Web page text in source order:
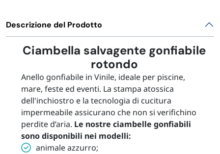
Descrizione del Prodotto
Ciambella salvagente gonfiabile
rotondo
Anello gonfiabile in Vinile, ideale per piscine,
mare, feste ed eventi. La stampa atossica
dell'inchiostro e la tecnologia di cucitura
impermeabile assicurano che non si verifichino
perdite d’aria. Le nostre ciambelle gonfiabili
sono disponibili nei modelli:
animale azzurro;